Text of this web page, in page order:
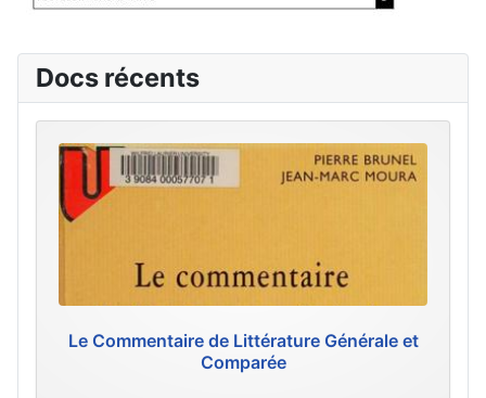
Docs récents
Le Commentaire de Littérature Générale et
Comparée